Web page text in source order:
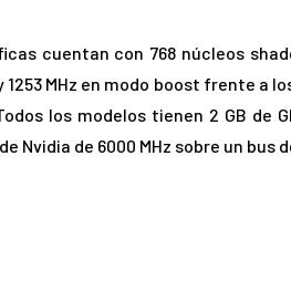
cuentan con 768 núcleos
1253 MHz en modo boost frente a
los modelos tienen 2 GB de
Nvidia de 6000 MHz sobre un bus